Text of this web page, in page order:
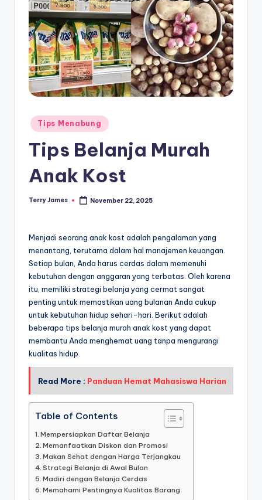
Posted
in
Tips Menabung
Tips Belanja Murah
Anak Kost
Posted
Terry James November 22, 2025
Menjadi seorang anak kost adalah pengalaman yang
menantang, terutama dalam hal manajemen keuangan.
Setiap bulan, Anda harus cerdas dalam memenuhi
kebutuhan dengan anggaran yang terbatas. Oleh karena
itu, memiliki strategi belanja yang cermat sangat
penting untuk memastikan uang bulanan Anda cukup
untuk kebutuhan hidup sehari-hari. Berikut adalah
beberapa tips belanja murah anak kost yang dapat
membantu Anda menghemat uang tanpa mengurangi
kualitas hidup.
Read More : Panduan Hemat Mahasiswa Harian
Table of Contents
Mempersiapkan Daftar Belanja
Memanfaatkan Diskon dan Promosi
Makan Sehat dengan Harga Terjangkau
Strategi Belanja di Awal Bulan
Madiri dengan Belanja Cerdas
Memahami Pentingnya Kualitas Barang